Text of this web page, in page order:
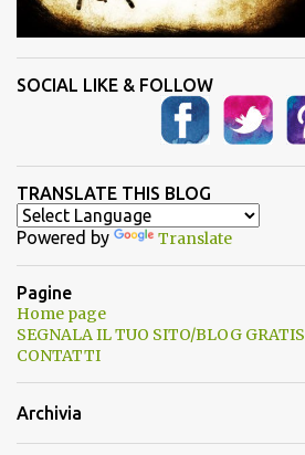
SOCIAL LIKE & FOLLOW
TRANSLATE THIS BLOG
Powered by Translate
Pagine
Home page
SEGNALA IL TUO SITO/BLOG GRATIS
CONTATTI
Archivia